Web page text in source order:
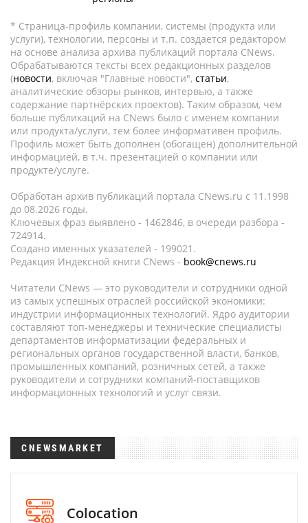
* Страница-профиль компании, системы (продукта или
услуги), технологии, персоны и т.п. создается редактором
на основе анализа архива публикаций портала CNews.
Обрабатываются тексты всех редакционных разделов
(новости, включая "Главные новости", статьи,
аналитические обзоры рынков, интервью, а также
содержание партнёрских проектов). Таким образом, чем
больше публикаций на CNews было с именем компании
или продукта/услуги, тем более информативен профиль.
Профиль может быть дополнен (обогащен) дополнительной
информацией, в т.ч. презентацией о компании или
продукте/услуге.
Обработан архив публикаций портала CNews.ru c 11.1998
до 08.2026 годы.
Ключевых фраз выявлено - 1462846, в очереди разбора -
724914.
Создано именных указателей - 199021.
Редакция Индексной книги CNews - book@cnews.ru
Читатели CNews — это руководители и сотрудники одной
из самых успешных отраслей российской экономики:
индустрии информационных технологий. Ядро аудитории
составляют топ-менеджеры и технические специалисты
департаментов информатизации федеральных и
региональных органов государственной власти, банков,
промышленных компаний, розничных сетей, а также
руководители и сотрудники компаний-поставщиков
информационных технологий и услуг связи.
CNEWSMARKET
Colocation